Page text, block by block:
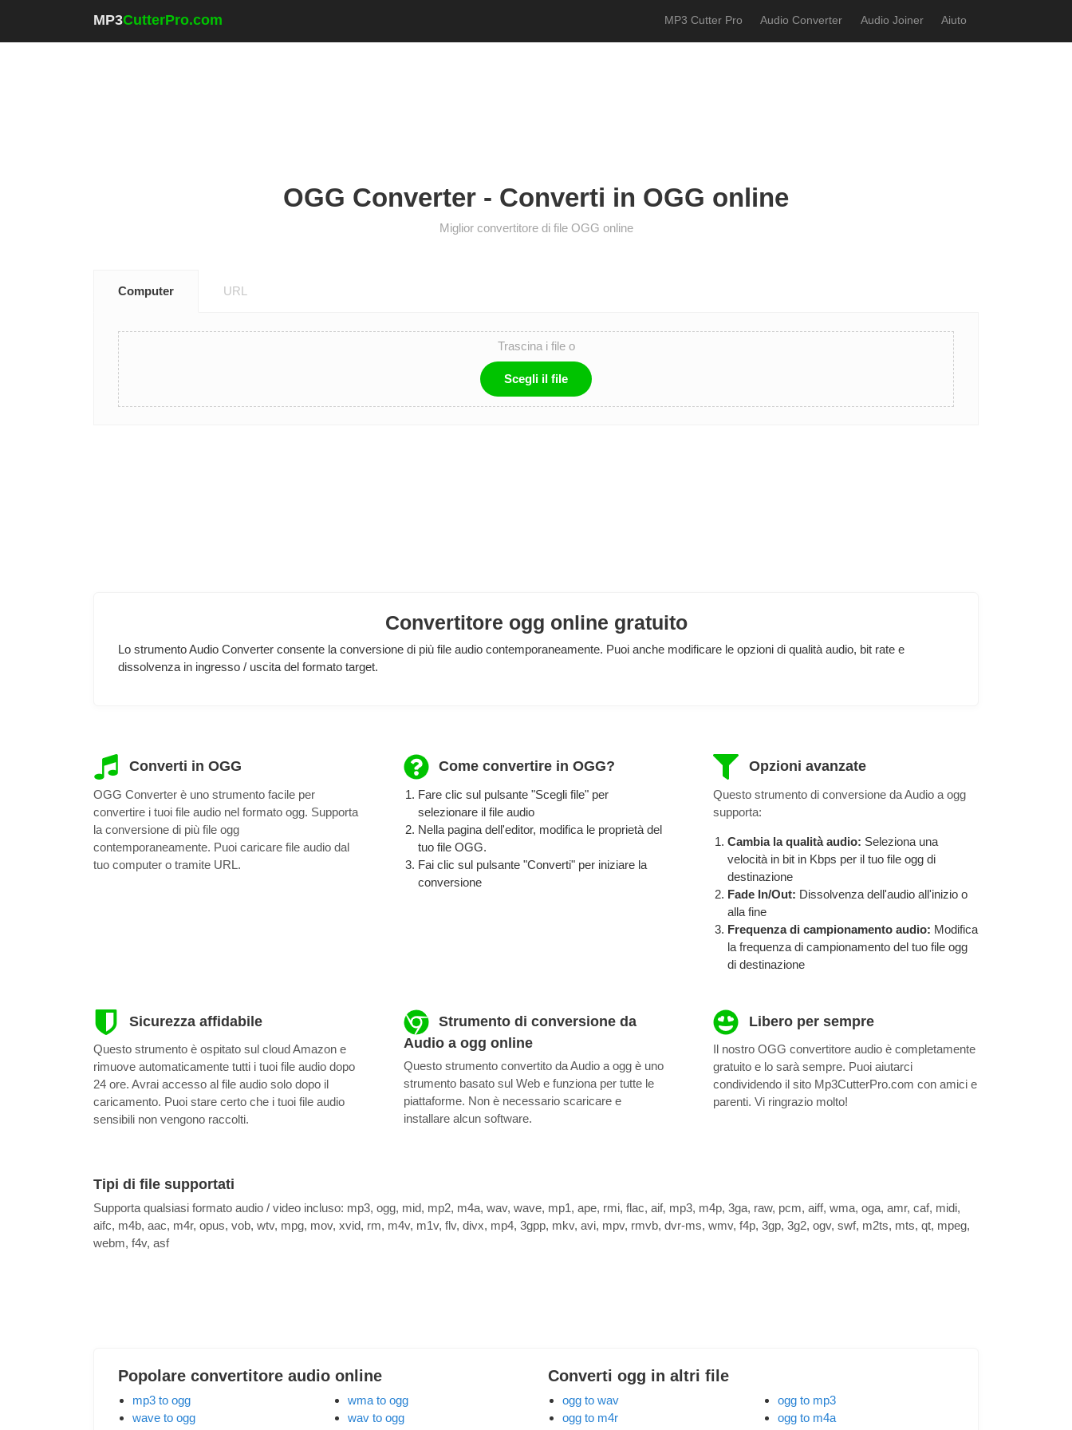
MP3CutterPro.com MP3 Cutter Pro Audio Converter Audio Joiner Aiuto
OGG Converter - Converti in OGG online
Miglior convertitore di file OGG online
Computer URL
Trascina i file o
Scegli il file
Convertitore ogg online gratuito
Lo strumento Audio Converter consente la conversione di più file audio contemporaneamente. Puoi anche modificare le opzioni di qualità audio, bit rate e
dissolvenza in ingresso / uscita del formato target.
Converti in OGG
OGG Converter è uno strumento facile per
convertire i tuoi file audio nel formato ogg. Supporta
la conversione di più file ogg
contemporaneamente. Puoi caricare file audio dal
tuo computer o tramite URL.
Come convertire in OGG?
Fare clic sul pulsante "Scegli file" per
selezionare il file audio
Nella pagina dell'editor, modifica le proprietà del
tuo file OGG.
Fai clic sul pulsante "Converti" per iniziare la
conversione
Opzioni avanzate
Questo strumento di conversione da Audio a ogg
supporta:
Cambia la qualità audio: Seleziona una
velocità in bit in Kbps per il tuo file ogg di
destinazione
Fade In/Out: Dissolvenza dell'audio all'inizio o
alla fine
Frequenza di campionamento audio: Modifica
la frequenza di campionamento del tuo file ogg
di destinazione
Sicurezza affidabile
Questo strumento è ospitato sul cloud Amazon e
rimuove automaticamente tutti i tuoi file audio dopo
24 ore. Avrai accesso al file audio solo dopo il
caricamento. Puoi stare certo che i tuoi file audio
sensibili non vengono raccolti.
Strumento di conversione da
Audio a ogg online
Questo strumento convertito da Audio a ogg è uno
strumento basato sul Web e funziona per tutte le
piattaforme. Non è necessario scaricare e
installare alcun software.
Libero per sempre
Il nostro OGG convertitore audio è completamente
gratuito e lo sarà sempre. Puoi aiutarci
condividendo il sito Mp3CutterPro.com con amici e
parenti. Vi ringrazio molto!
Tipi di file supportati
Supporta qualsiasi formato audio / video incluso: mp3, ogg, mid, mp2, m4a, wav, wave, mp1, ape, rmi, flac, aif, mp3, m4p, 3ga, raw, pcm, aiff, wma, oga, amr, caf, midi,
aifc, m4b, aac, m4r, opus, vob, wtv, mpg, mov, xvid, rm, m4v, m1v, flv, divx, mp4, 3gpp, mkv, avi, mpv, rmvb, dvr-ms, wmv, f4p, 3gp, 3g2, ogv, swf, m2ts, mts, qt, mpeg,
webm, f4v, asf
Popolare convertitore audio online
mp3 to ogg
wave to ogg
wma to ogg
wav to ogg
Converti ogg in altri file
ogg to wav
ogg to m4r
ogg to mp3
ogg to m4a